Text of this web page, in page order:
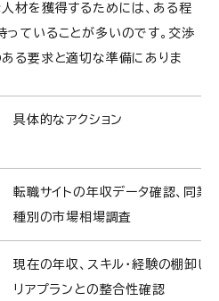
材を獲得するためには、ある程
ていることが多いのです。交渉
る要求と適切な準備にありま
具体的なアクション
転職サイトの年収データ確認、同業
種別の市場相場調査
現在の年収、スキル・経験の棚卸し
リアプランとの整合性確認